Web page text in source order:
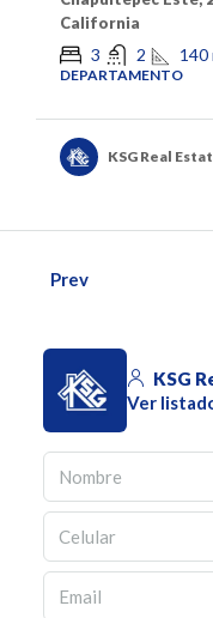
California
3 2 140
DEPARTAMENTO
KSG Real
Prev
KSG
Ver